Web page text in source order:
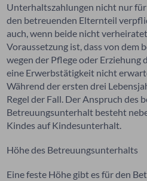
Unterhaltszahlungen nicht nur
den betreuenden Elternteil
auch, wenn beide nicht
Voraussetzung ist, dass von dem
wegen der Pflege oder Erziehung
eine Erwerbstätigkeit nicht
Während der ersten drei
Regel der Fall. Der Anspruch des
Betreuungsunterhalt besteht
Kindes auf Kindesunterhalt.
Höhe des Betreuungsunterhalts
Eine feste Höhe gibt es für den